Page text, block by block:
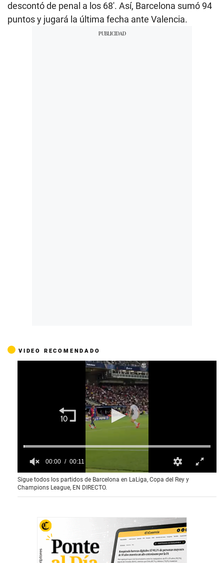
descontó de penal a los 68′. Así, Barcelona sumó 94
puntos y jugará la última fecha ante Valencia.
VIDEO RECOMENDADO
0
o
f
1
00:00 00:11
Sigue todos los partidos de Barcelona en LaLiga, Copa del Rey y
Champions League, EN DIRECTO.